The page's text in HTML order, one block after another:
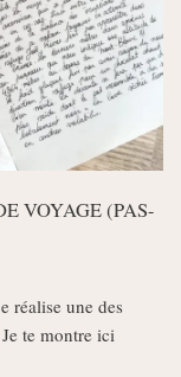
VOYAGE (PAS-
réalise une des
te montre ici